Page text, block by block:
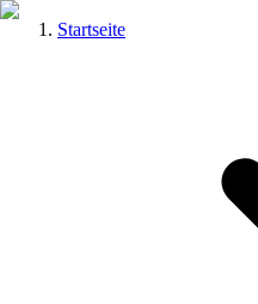
Startseite